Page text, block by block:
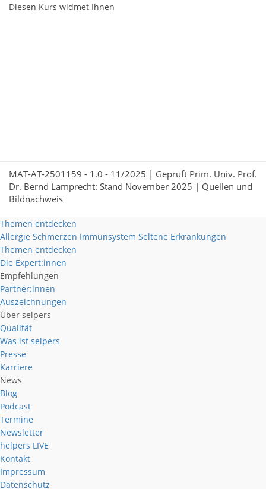
Diesen Kurs widmet Ihnen
MAT-AT-2501159 - 1.0 - 11/2025 | Geprüft Prim. Univ. Prof.
Dr. Bernd Lamprecht: Stand November 2025 | Quellen und
Bildnachweis
Themen entdecken
Allergie Schmerzen Immunsystem Seltene Erkrankungen
Themen entdecken
Die Expert:innen
Empfehlungen
Partner:innen
Auszeichnungen
Über selpers
Qualität
Was ist selpers
Presse
Karriere
News
Blog
Podcast
Termine
Newsletter
helpers LIVE
Kontakt
Impressum
Datenschutz